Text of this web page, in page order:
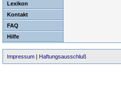
Lexikon
Kontakt
FAQ
Hilfe
Impressum | Haftungsausschluß